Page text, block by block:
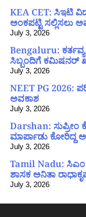
KEA CET: ಸಿಇಟಿ
ಅಂಕಪಟ್ಟಿ ಸಲ್ಲಿಸಲು
July 3, 2026
Bengaluru:
ಸಿಬ್ಬಂದಿಗೆ ಕಮಿಷನರ್
July 3, 2026
NEET PG 2026:
ಅವಕಾಶ
July 3, 2026
Darshan:
ಮಾರ್ಪಾಡು ಕೋರಿದ್ದ
July 3, 2026
Tamil Nadu:
ಶಾಸಕ ಅನಿತಾ
July 3, 2026